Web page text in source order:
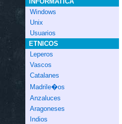
Windows
Unix
Usuarios
ETNICOS
Leperos
Vascos
Catalanes
Madrile�os
Anzaluces
Aragoneses
Indios